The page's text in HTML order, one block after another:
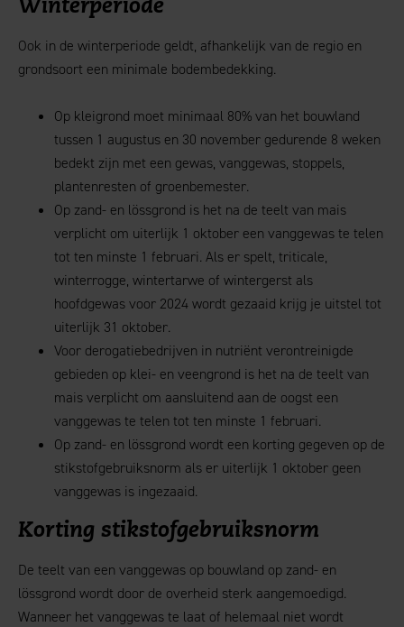
Winterperiode
Ook in de winterperiode geldt, afhankelijk van de regio en
grondsoort een minimale bodembedekking.
Op kleigrond moet minimaal 80% van het bouwland
tussen 1 augustus en 30 november gedurende 8 weken
bedekt zijn met een gewas, vanggewas, stoppels,
plantenresten of groenbemester.
Op zand- en lössgrond is het na de teelt van mais
verplicht om uiterlijk 1 oktober een vanggewas te telen
tot ten minste 1 februari. Als er spelt, triticale,
winterrogge, wintertarwe of wintergerst als
hoofdgewas voor 2024 wordt gezaaid krijg je uitstel tot
uiterlijk 31 oktober.
Voor derogatiebedrijven in nutriënt verontreinigde
gebieden op klei- en veengrond is het na de teelt van
mais verplicht om aansluitend aan de oogst een
vanggewas te telen tot ten minste 1 februari.
Op zand- en lössgrond wordt een korting gegeven op de
stikstofgebruiksnorm als er uiterlijk 1 oktober geen
vanggewas is ingezaaid.
Korting stikstofgebruiksnorm
De teelt van een vanggewas op bouwland op zand- en
lössgrond wordt door de overheid sterk aangemoedigd.
Wanneer het vanggewas te laat of helemaal niet wordt